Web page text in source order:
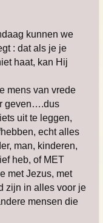
kunnen we
: dat als je je
haat, kan Hij
mens van vrede
geven….dus
uit te leggen,
echt alles
man, kinderen,
heb, of MET
met Jezus, met
zijn in alles voor je
mensen die